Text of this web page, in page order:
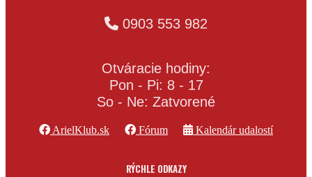
0903 553 982
Otváracie hodiny:
Pon - Pi: 8 - 17
So - Ne: Zatvorené
ArielKlub.sk Fórum Kalendár udalostí
RÝCHLE ODKAZY